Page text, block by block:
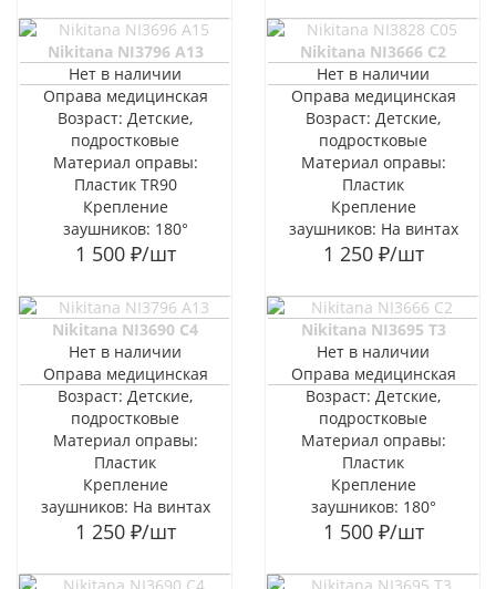
Nikitana NI3796 A13
Нет в наличии
Оправа медицинская
Возраст: Детские,
подростковые
Материал оправы:
Пластик TR90
Крепление
заушников: 180°
1 500₽/шт
Nikitana NI3666 C2
Нет в наличии
Оправа медицинская
Возраст: Детские,
подростковые
Материал оправы:
Пластик
Крепление
заушников: На винтах
1 250₽/шт
Nikitana NI3690 C4
Нет в наличии
Оправа медицинская
Возраст: Детские,
подростковые
Материал оправы:
Пластик
Крепление
заушников: На винтах
1 250₽/шт
Nikitana NI3695 T3
Нет в наличии
Оправа медицинская
Возраст: Детские,
подростковые
Материал оправы:
Пластик
Крепление
заушников: 180°
1 500₽/шт